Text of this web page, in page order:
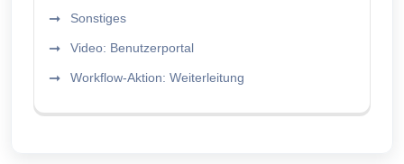
Sonstiges
Video: Benutzerportal
Workflow-Aktion: Weiterleitung